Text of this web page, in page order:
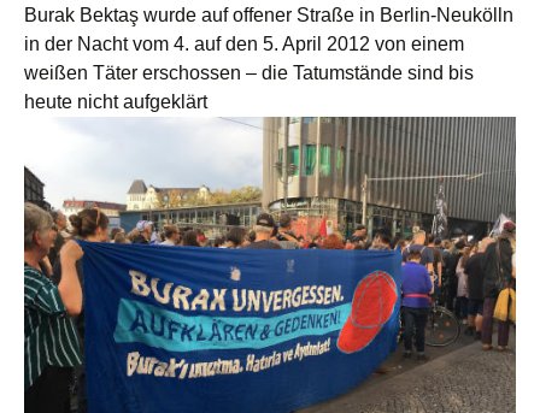
Burak Bektaş wurde auf offener Straße in Berlin-Neukölln
in der Nacht vom 4. auf den 5. April 2012 von einem
weißen Täter erschossen – die Tatumstände sind bis
heute nicht aufgeklärt